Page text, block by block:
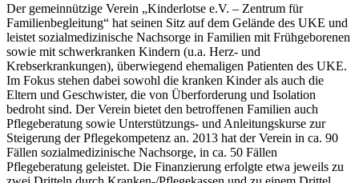
Der gemeinnützige Verein „Kinderlotse e.V. – Zentrum für
Familienbegleitung“ hat seinen Sitz auf dem Gelände des UKE und
leistet sozialmedizinische Nachsorge in Familien mit Frühgeborenen
sowie mit schwerkranken Kindern (u.a. Herz- und
Krebserkrankungen), überwiegend ehemaligen Patienten des UKE.
Im Fokus stehen dabei sowohl die kranken Kinder als auch die
Eltern und Geschwister, die von Überforderung und Isolation
bedroht sind. Der Verein bietet den betroffenen Familien auch
Pflegeberatung sowie Unterstützungs- und Anleitungskurse zur
Steigerung der Pflegekompetenz an. 2013 hat der Verein in ca. 90
Fällen sozialmedizinische Nachsorge, in ca. 50 Fällen
Pflegeberatung geleistet. Die Finanzierung erfolgte etwa jeweils zu